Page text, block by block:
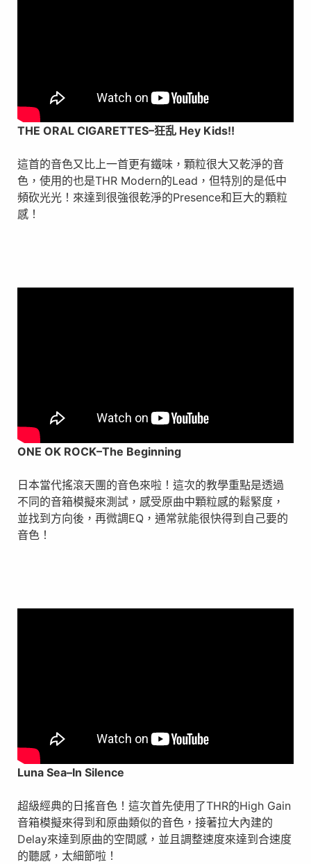
THE ORAL CIGARETTES–狂乱 Hey Kids!!
這首的音色又比上一首更有鐵味，顆粒很大又乾淨的音
色，使用的也是THR Modern的Lead，但特別的是低中
頻砍光光！來達到很強很乾淨的Presence和巨大的顆粒
感！
ONE OK ROCK–The Beginning
日本當代搖滾天團的音色來啦！這次的教學重點是透過
不同的音箱模擬來測試，感受原曲中顆粒感的鬆緊度，
並找到方向後，再微調EQ，通常就能很快得到自己要的
音色！
Luna Sea–In Silence
超級經典的日搖音色！這次首先使用了THR的High Gain
音箱模擬來得到和原曲類似的音色，接著拉大內建的
Delay來達到原曲的空間感，並且調整速度來達到合速度
的聽感，太細節啦！